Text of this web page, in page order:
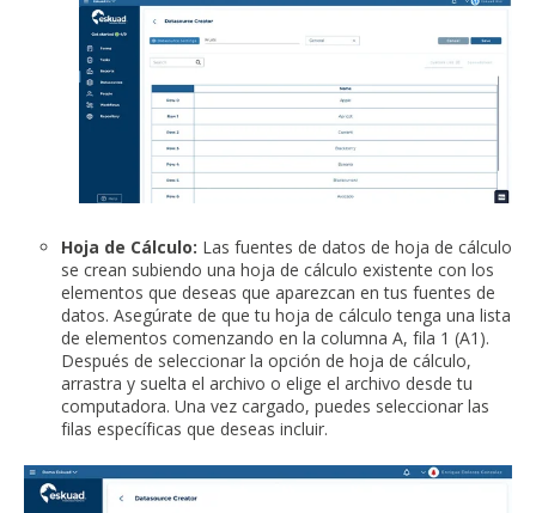
Hoja de Cálculo: Las fuentes de datos de hoja de cálculo
se crean subiendo una hoja de cálculo existente con los
elementos que deseas que aparezcan en tus fuentes de
datos. Asegúrate de que tu hoja de cálculo tenga una lista
de elementos comenzando en la columna A, fila 1 (A1).
Después de seleccionar la opción de hoja de cálculo,
arrastra y suelta el archivo o elige el archivo desde tu
computadora. Una vez cargado, puedes seleccionar las
filas específicas que deseas incluir.